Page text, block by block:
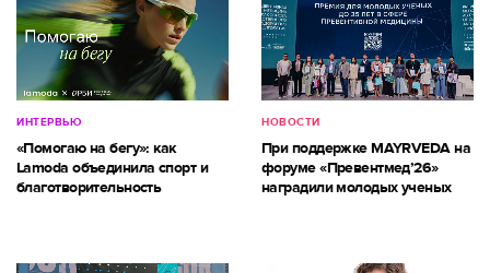
ИНТЕРВЬЮ
«Помогаю на бегу»: как
Lamoda объединила спорт и
благотворительность
НОВОСТИ
При поддержке MAYRVEDA на
форуме «Превентмед’26»
наградили молодых ученых